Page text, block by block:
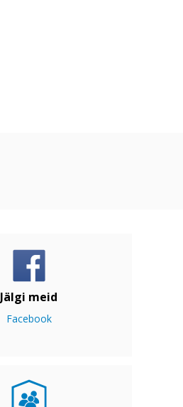
Jälgi meid
Facebook